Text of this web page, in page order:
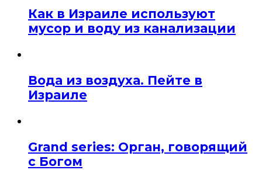
Как в Израиле используют
мусор и воду из канализации
Вода из воздуха. Пейте в
Израиле
Grand series: Орган, говорящий
с Богом